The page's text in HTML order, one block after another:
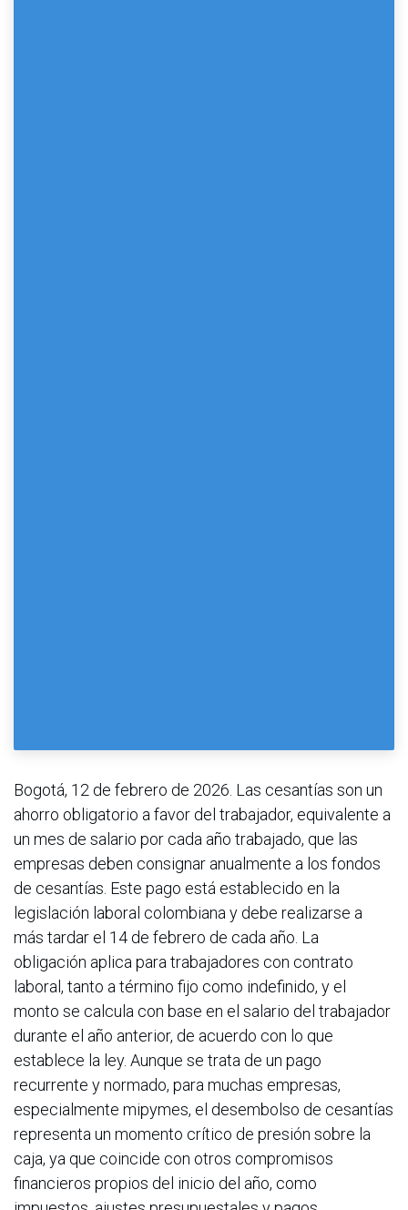
Bogotá, 12 de febrero de 2026. Las cesantías son un
ahorro obligatorio a favor del trabajador, equivalente a
un mes de salario por cada año trabajado, que las
empresas deben consignar anualmente a los fondos
de cesantías. Este pago está establecido en la
legislación laboral colombiana y debe realizarse a
más tardar el 14 de febrero de cada año. La
obligación aplica para trabajadores con contrato
laboral, tanto a término fijo como indefinido, y el
monto se calcula con base en el salario del trabajador
durante el año anterior, de acuerdo con lo que
establece la ley. Aunque se trata de un pago
recurrente y normado, para muchas empresas,
especialmente mipymes, el desembolso de cesantías
representa un momento crítico de presión sobre la
caja, ya que coincide con otros compromisos
financieros propios del inicio del año, como